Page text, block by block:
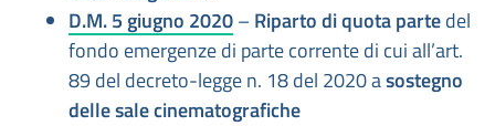
D.M. 5 giugno 2020–Riparto di quota partedel
fondo emergenze di parte corrente di cui all’art.
89 del decreto-legge n. 18 del 2020 asostegno
delle sale cinematografiche